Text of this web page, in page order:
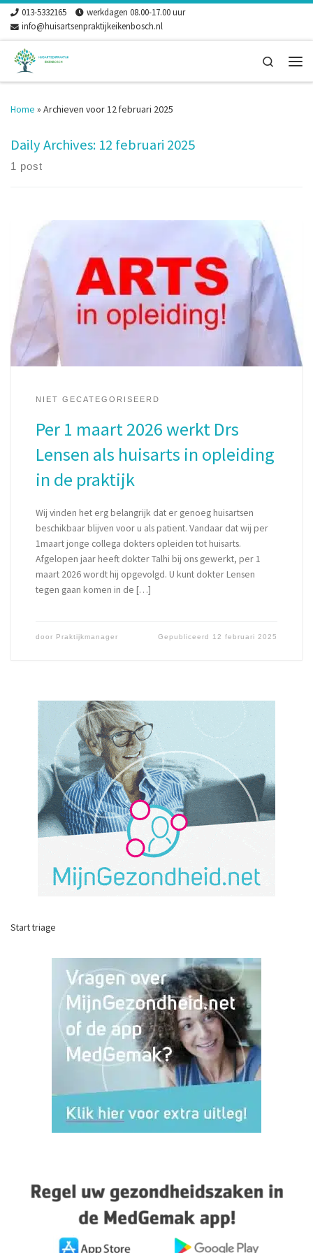
Skip to content
013-5332165
werkdagen 08.00-17.00 uur
info@huisartsenpraktijkeikenbosch.nl
Search
Home » Archieven voor 12 februari 2025
Daily Archives: 12 februari 2025
1 post
NIET GECATEGORISEERD
Per 1 maart 2026 werkt Drs
Lensen als huisarts in opleiding
in de praktijk
Wij vinden het erg belangrijk dat er genoeg huisartsen
beschikbaar blijven voor u als patient. Vandaar dat wij per
1maart jonge collega dokters opleiden tot huisarts.
Afgelopen jaar heeft dokter Talhi bij ons gewerkt, per 1
maart 2026 wordt hij opgevolgd. U kunt dokter Lensen
tegen gaan komen in de […]
door Praktijkmanager Gepubliceerd 12 februari 2025
Start triage